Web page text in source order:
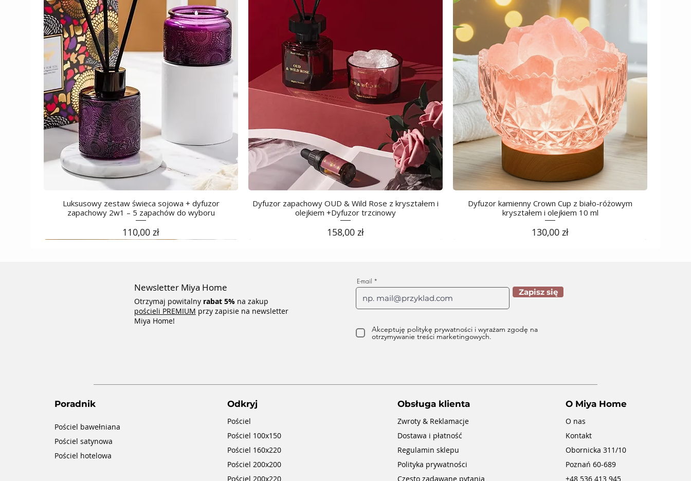
Luksusowy zestaw świeca sojowa + dyfuzor
zapachowy 2w1 – 5 zapachów do wyboru
Cena
110,00 zł
Dyfuzor zapachowy OUD & Wild Rose z kryształem i
olejkiem +Dyfuzor trzcinowy
Cena
158,00 zł
Dyfuzor kamienny Crown Cup z biało-różowym
kryształem i olejkiem 10 ml
Cena
130,00 zł
Newsletter Miya Home
Otrzymaj powitalny rabat 5% na zakup
pościeli PREMIUM przy zapisie na newsletter
Miya Home!
E-mail
Zapisz się
Akceptuję politykę prywatności i wyrażam zgodę na
otrzymywanie treści marketingowych.
Poradnik
Pościel bawełniana
Pościel satynowa
Pościel hotelowa
Odkryj
Pościel
Pościel 100x150
Pościel 160x220
Pościel 200x200
Pościel 200x220
Obsługa klienta
Zwroty & Reklamacje
Dostawa i płatność
Regulamin sklepu
Polityka prywatności
Często zadawane pytania
O Miya Home
O nas
Kontakt
Obornicka 311/10
Poznań 60-689
+48 536 413 945